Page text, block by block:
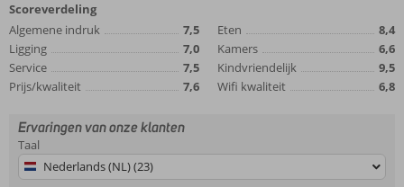
Scoreverdeling
Algemene indruk
7,5
Ligging
7,0
Service
7,5
Prijs/kwaliteit
7,6
Eten
8,4
Kamers
6,6
Kindvriendelijk
9,5
Wifi kwaliteit
6,8
Ervaringen van onze klanten
Taal
Nederlands (NL) (23)